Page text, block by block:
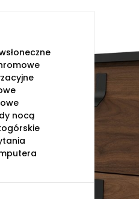
nocą